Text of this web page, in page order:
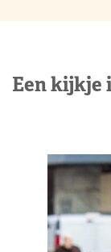
Een kijkje